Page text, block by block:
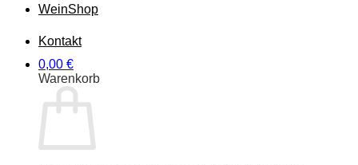
WeinShop
Kontakt
0,00 €
Warenkorb